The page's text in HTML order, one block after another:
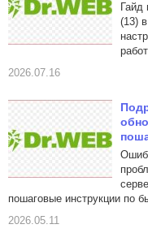
Гайд
(13)
2026.07.16
пошаговые инструкции по
2026.05.11